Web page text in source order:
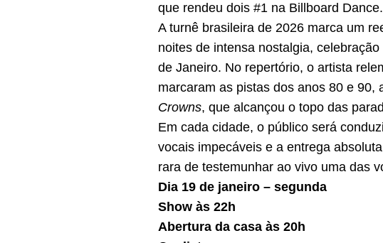
que rendeu dois #1 na Billboard Dance.
A turnê brasileira de 2026 marca um
noites de intensa nostalgia,
de Janeiro. No repertório, o artista
marcaram as pistas dos anos 80 e
Crowns, que alcançou o topo das
Em cada cidade, o público será
vocais impecáveis e a entrega
rara de testemunhar ao vivo uma das
Dia 19 de janeiro – segunda
Show às 22h
Abertura da casa às 20h